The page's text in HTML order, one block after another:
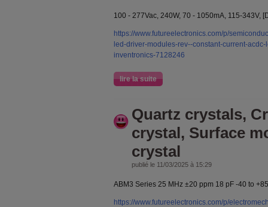
100 - 277Vac, 240W, 70 - 1050mA, 115-343V,
https://www.futureelectronics.com/p/
led-driver-modules-rev--constant-current-
inventronics-7128246
lire la suite
Quartz crystals,
crystal, Surface
crystal
publié le 11/03/2025 à 15:29
ABM3 Series 25 MHz ±20 ppm 18 pF -40 to
https://www.futureelectronics.com/p/